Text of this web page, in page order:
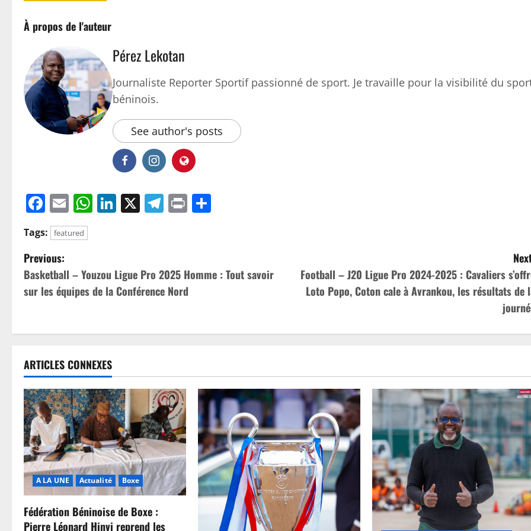
À propos de l'auteur
Pérez Lekotan
Journaliste Reporter Sportif passionné de sport. Je travaille pour la visibilité du
béninois.
See author's posts
Facebook
EmailWhatsApp
LinkedIn
X Telegram
Print
Tags: featured
Previous:
Basketball – Youzou Ligue Pro 2025 Homme : Tout savoir
sur les équipes de la Conférence Nord
Football – J20 Ligue Pro 2024-2025 : Cavaliers
Loto Popo, Coton cale à Avrankou, les résultats de
ARTICLES CONNEXES
A LA UNE Actualité Boxe
Fédération Béninoise de Boxe :
Pierre Léonard Hinvi reprend les